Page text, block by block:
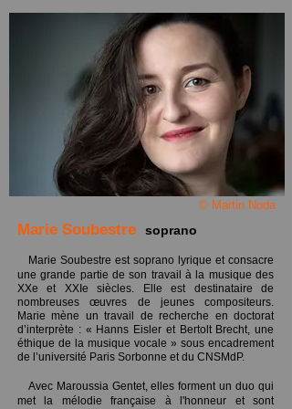
© Martin Noda
Marie Soubestre soprano
Marie Soubestre est soprano lyrique et consacre
une grande partie de son travail à la musique des
XXe et XXIe siècles. Elle est destinataire de
nombreuses œuvres de jeunes compositeurs.
Marie mène un travail de recherche en doctorat
d’interprète : « Hanns Eisler et Bertolt Brecht, une
éthique de la musique vocale » sous encadrement
de l’université Paris Sorbonne et du CNSMdP.
Avec Maroussia Gentet, elles forment un duo qui
met la mélodie française à l'honneur et sont